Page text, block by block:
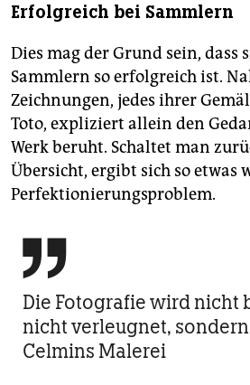
Erfolgreich bei Sammlern
Dies mag der Grund sein, dass
Sammlern so erfolgreich ist.
Zeichnungen, jedes ihrer
Toto, ­expliziert allein den
Werk beruht. Schaltet man
Übersicht, ergibt sich so etwas
Perfektionierungs­problem.

Die Fotografie wird nicht
nicht verleugnet,
Celmins Malerei